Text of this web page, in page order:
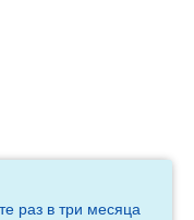
раз в три месяца